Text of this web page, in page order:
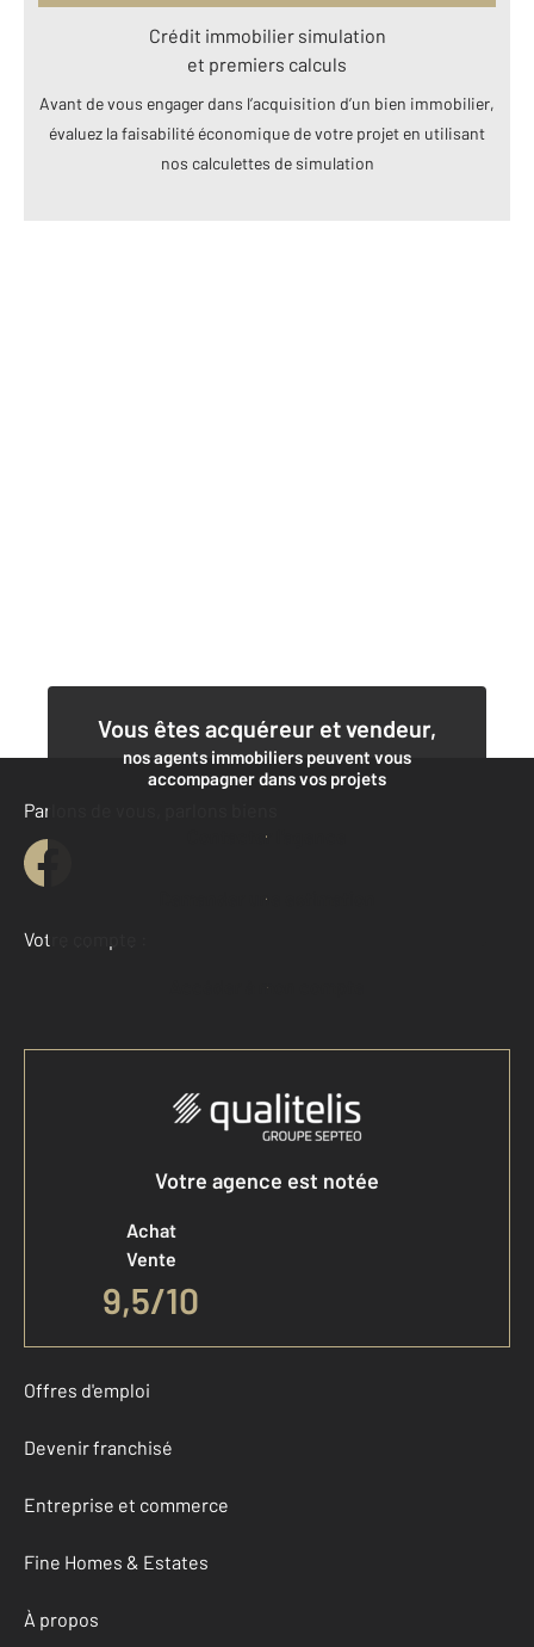
Crédit immobilier simulation
et premiers calculs
Avant de vous engager dans l’acquisition d’un bien immobilier,
évaluez la faisabilité économique de votre projet en utilisant
nos calculettes de simulation
Vous êtes acquéreur et vendeur,
nos agents immobiliers peuvent vous
accompagner dans vos projets
Contacter l'agence
Demander une estimation
Parlons de vous, parlons biens
Votre compte :
Accéder à mon compte
Votre agence est notée
Achat
Vente
9,5/10
Offres d'emploi
Devenir franchisé
Entreprise et commerce
Fine Homes & Estates
À propos